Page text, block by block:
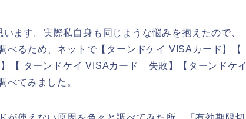
ます。実際私自身も同じような悩みを抱えたので、
べるため、ネットで【ターンドケイ VISAカード】【
【 ターンドケイ VISAカード 失敗】【ターンドケイ
てみました。